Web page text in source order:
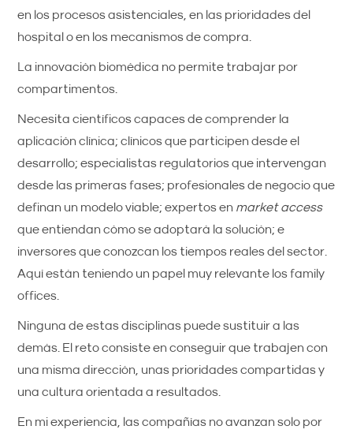
en los procesos asistenciales, en las prioridades del
hospital o en los mecanismos de compra.
La innovación biomédica no permite trabajar por
compartimentos.
Necesita científicos capaces de comprender la
aplicación clínica; clínicos que participen desde el
desarrollo; especialistas regulatorios que intervengan
desde las primeras fases; profesionales de negocio que
definan un modelo viable; expertos en market access
que entiendan cómo se adoptará la solución; e
inversores que conozcan los tiempos reales del sector.
Aquí están teniendo un papel muy relevante los family
offices.
Ninguna de estas disciplinas puede sustituir a las
demás. El reto consiste en conseguir que trabajen con
una misma dirección, unas prioridades compartidas y
una cultura orientada a resultados.
En mi experiencia, las compañías no avanzan solo por